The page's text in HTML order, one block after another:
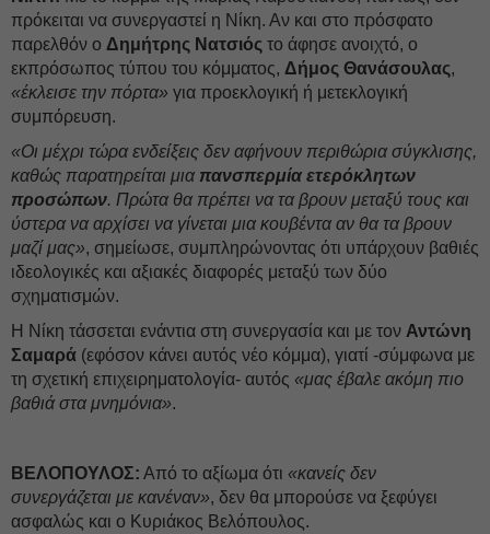
πρόκειται να συνεργαστεί η Νίκη. Αν και στο πρόσφατο
παρελθόν ο Δημήτρης Νατσιός το άφησε ανοιχτό, ο
εκπρόσωπος τύπου του κόμματος, Δήμος Θανάσουλας,
«έκλεισε την πόρτα» για προεκλογική ή μετεκλογική
συμπόρευση.
«Οι μέχρι τώρα ενδείξεις δεν αφήνουν περιθώρια σύγκλισης,
καθώς παρατηρείται μια πανσπερμία ετερόκλητων
προσώπων. Πρώτα θα πρέπει να τα βρουν μεταξύ τους και
ύστερα να αρχίσει να γίνεται μια κουβέντα αν θα τα βρουν
μαζί μας», σημείωσε, συμπληρώνοντας ότι υπάρχουν βαθιές
ιδεολογικές και αξιακές διαφορές μεταξύ των δύο
σχηματισμών.
Η Νίκη τάσσεται ενάντια στη συνεργασία και με τον Αντώνη
Σαμαρά (εφόσον κάνει αυτός νέο κόμμα), γιατί -σύμφωνα με
τη σχετική επιχειρηματολογία- αυτός «μας έβαλε ακόμη πιο
βαθιά στα μνημόνια».
ΒΕΛΟΠΟΥΛΟΣ: Από το αξίωμα ότι «κανείς δεν
συνεργάζεται με κανέναν», δεν θα μπορούσε να ξεφύγει
ασφαλώς και ο Κυριάκος Βελόπουλος.